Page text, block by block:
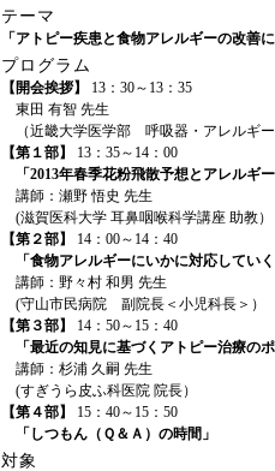
テーマ
「アトピー疾患と食物アレルギーの改善
プログラム
【開会挨拶】 13：30～13：35
東田 有智 先生
（近畿大学医学部 呼吸器・アレルギ
【第１部】
13：35～14：00
「2013年春季花粉飛散予想とアレルギ
講師：瀬野 悟史 先生
(滋賀医科大学 耳鼻咽喉科学講座 助教）
【第２部】
14：00～14：40
「食物アレルギーにいかに対応してい
講師：野々村 和男 先生
(守山市民病院 副院長＜小児科長＞）
【第３部】
14：50～15：40
「最近の知見に基づくアトピー治療の
講師：杉浦 久嗣 先生
(すぎうら皮ふ科医院 院長）
【第４部】 15：40～15：50
「しつもん（Ｑ＆Ａ）の時間」
対象